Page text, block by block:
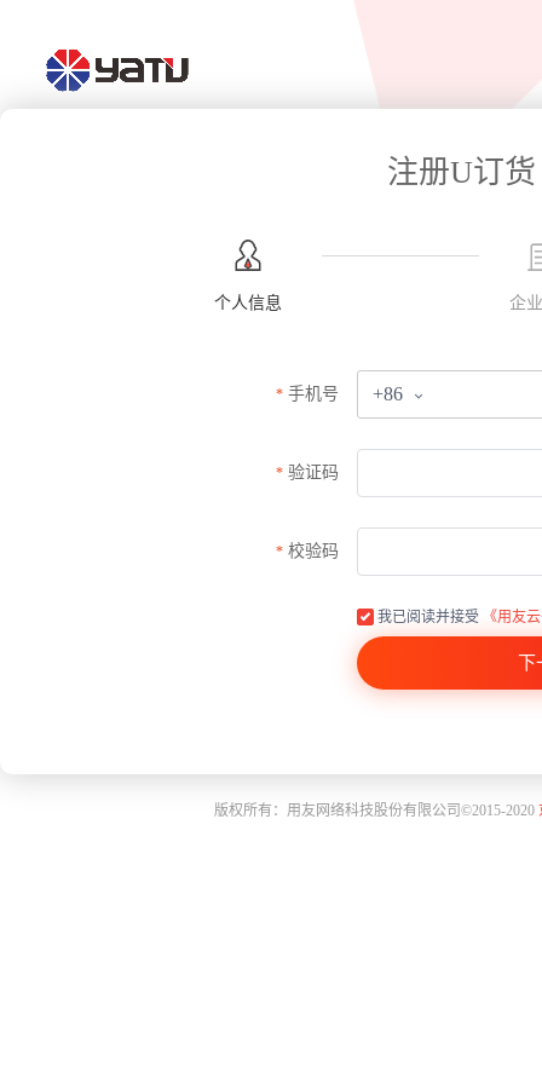
注册U订
个人信息 企
手机号 +86
验证码
校验码
我已阅读并接受 《用友
下
版权所有：用友网络科技股份有限公司©2015-2020